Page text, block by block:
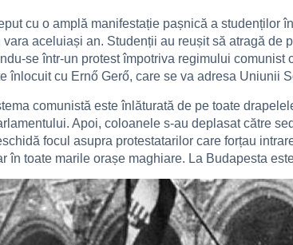
cu o amplă manifestație pașnică a studenților
vara aceluiași an. Studenții au reușit să atragă de
se într-un protest împotriva regimului
înlocuit cu Ernő Gerő, care se va adresa Uniunii
comunistă este înlăturată de pe toate
Apoi, coloanele s-au deplasat către
focul asupra protestatarilor care forțau
în toate marile orașe maghiare. La Budapesta